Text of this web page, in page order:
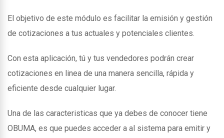
El objetivo de este módulo es facilitar la emisión y gestión
de cotizaciones a tus actuales y potenciales clientes.
Con esta aplicación, tú y tus vendedores podrán crear
cotizaciones en linea de una manera sencilla, rápida y
eficiente desde cualquier lugar.
Una de las caracteristicas que ya debes de conocer tiene
OBUMA, es que puedes acceder a al sistema para emitir y